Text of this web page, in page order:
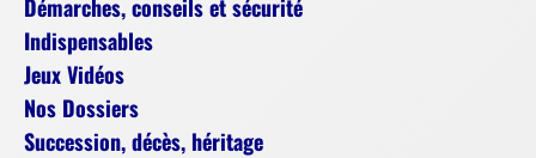
Démarches, conseils et sécurité
Indispensables
Jeux Vidéos
Nos Dossiers
Succession, décès, héritage